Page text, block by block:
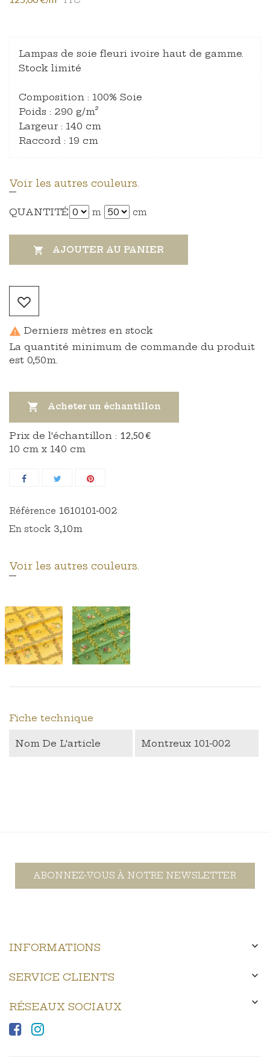
Lampas de soie fleuri ivoire haut de gamme.
Stock limité
Composition : 100% Soie
Poids : 290 g/m²
Largeur : 140 cm
Raccord : 19 cm
Voir les autres couleurs.
QUANTITÉ m cm
 AJOUTER AU PANIER
 Derniers mètres en stock
La quantité minimum de commande du produit
est 0,50m.
 Acheter un échantillon
Prix ​​de l'échantillon : 12,50 €
10 cm x 140 cm
Référence 1610101-002
En stock 3,10m
Voir les autres couleurs.
Fiche technique
Nom De L'article Montreux 101-002
ABONNEZ-VOUS À NOTRE NEWSLETTER
INFORMATIONS 
SERVICE CLIENTS 
RÉSEAUX SOCIAUX 